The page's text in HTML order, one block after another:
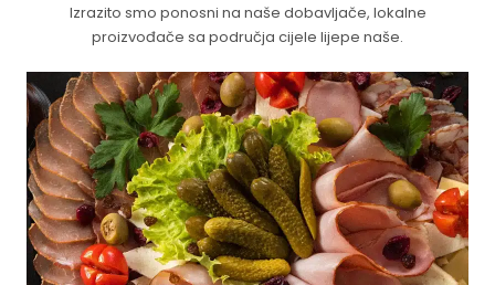
Izrazito smo ponosni na naše dobavljače, lokalne
proizvođače sa područja cijele lijepe naše.